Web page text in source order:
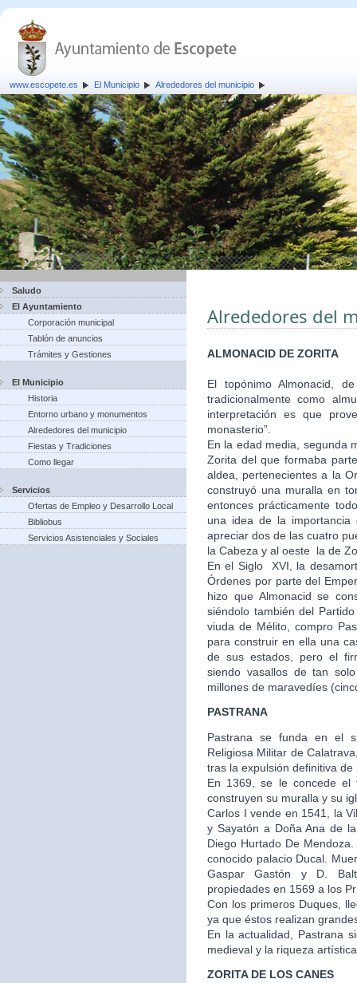
www.escopete.es El Municipio Alrededores del municipio
Saludo
El Ayuntamiento
Corporación municipal
Tablón de anuncios
Trámites y Gestiones
El Municipio
Historia
Entorno urbano y monumentos
Alrededores del municipio
Fiestas y Tradiciones
Como llegar
Servicios
Ofertas de Empleo y Desarrollo Local
Bibliobus
Servicios Asistenciales y Sociales
Alrededores del
ALMONACID DE ZORITA
El topónimo Almonacid,
tradicionalmente como
interpretación es que
monasterio”.
En la edad media, segunda
Zorita del que formaba
aldea, pertenecientes a la
construyó una muralla en
entonces prácticamente
una idea de la
apreciar dos de las cuatro
la Cabeza y al oeste la de
En el Siglo XVI, la
Órdenes por parte del
hizo que Almonacid se
siéndolo también del
viuda de Mélito, compro
para construir en ella una
de sus estados, pero el
siendo vasallos de tan
millones de maravedíes
PASTRANA
Pastrana se funda en el
Religiosa Militar de
tras la expulsión definitiva de
En 1369, se le concede el
construyen su muralla y su
Carlos I vende en 1541, la
y Sayatón a Doña Ana de
Diego Hurtado De
conocido palacio Ducal.
Gaspar Gastón y D.
propiedades en 1569 a los
Con los primeros Duques,
ya que éstos realizan
En la actualidad, Pastrana
medieval y la riqueza
ZORITA DE LOS CANES